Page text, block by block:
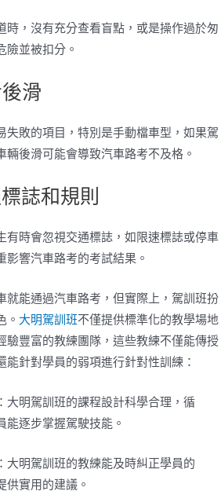
時，沒有充分查看盲點，或是操作過於匆
險並被扣分。
滑
失敗的項目，特別是手動檔車型，如果駕
輛後滑可能會導致汽車路考不及格。
誌和規則
有時會忽視交通標誌，如限速標誌或停車
影響汽車路考的考試結果。
就能通過汽車路考，但實際上，駕訓班扮
。 大明駕訓班不僅提供標準化的教學場地
驗豐富的教練團隊，這些教練不僅能傳授
能針對學員的弱項進行針對性訓練：
大明駕訓班的課程設計科學合理，循
能逐步掌握駕駛技能。
大明駕訓班的教練能及時糾正學員的
供實用的建議。